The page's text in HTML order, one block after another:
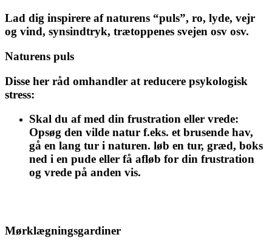
Lad dig inspirere af naturens “puls”, ro, lyde, vejr
og vind, synsindtryk, trætoppenes svejen osv osv.
Naturens puls
Disse her råd omhandler at reducere psykologisk
stress:
Skal du af med din frustration eller vrede:
Opsøg den vilde natur f.eks. et brusende hav,
gå en lang tur i naturen. løb en tur, græd, boks
ned i en pude eller få afløb for din frustration
og vrede på anden vis.
Mørklægningsgardiner